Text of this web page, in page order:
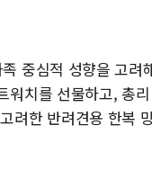
중심적 성향을 고려
워치를 선물하고, 총
려한 반려견용 한복